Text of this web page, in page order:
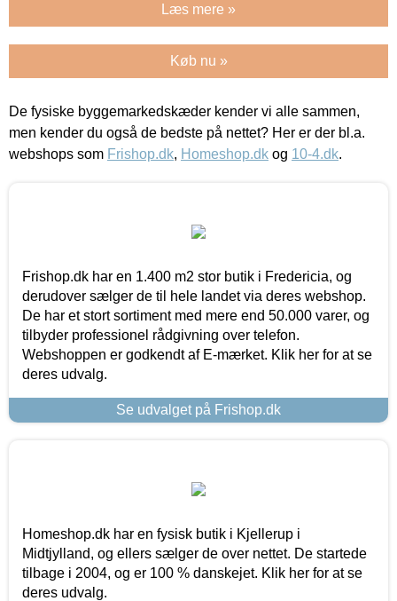
Læs mere »
Køb nu »
De fysiske byggemarkedskæder kender vi alle sammen,
men kender du også de bedste på nettet? Her er der bl.a.
webshops som Frishop.dk, Homeshop.dk og 10-4.dk.
Frishop.dk har en 1.400 m2 stor butik i Fredericia, og
derudover sælger de til hele landet via deres webshop.
De har et stort sortiment med mere end 50.000 varer, og
tilbyder professionel rådgivning over telefon.
Webshoppen er godkendt af E-mærket. Klik her for at se
deres udvalg.
Se udvalget på Frishop.dk
Homeshop.dk har en fysisk butik i Kjellerup i
Midtjylland, og ellers sælger de over nettet. De startede
tilbage i 2004, og er 100 % danskejet. Klik her for at se
deres udvalg.